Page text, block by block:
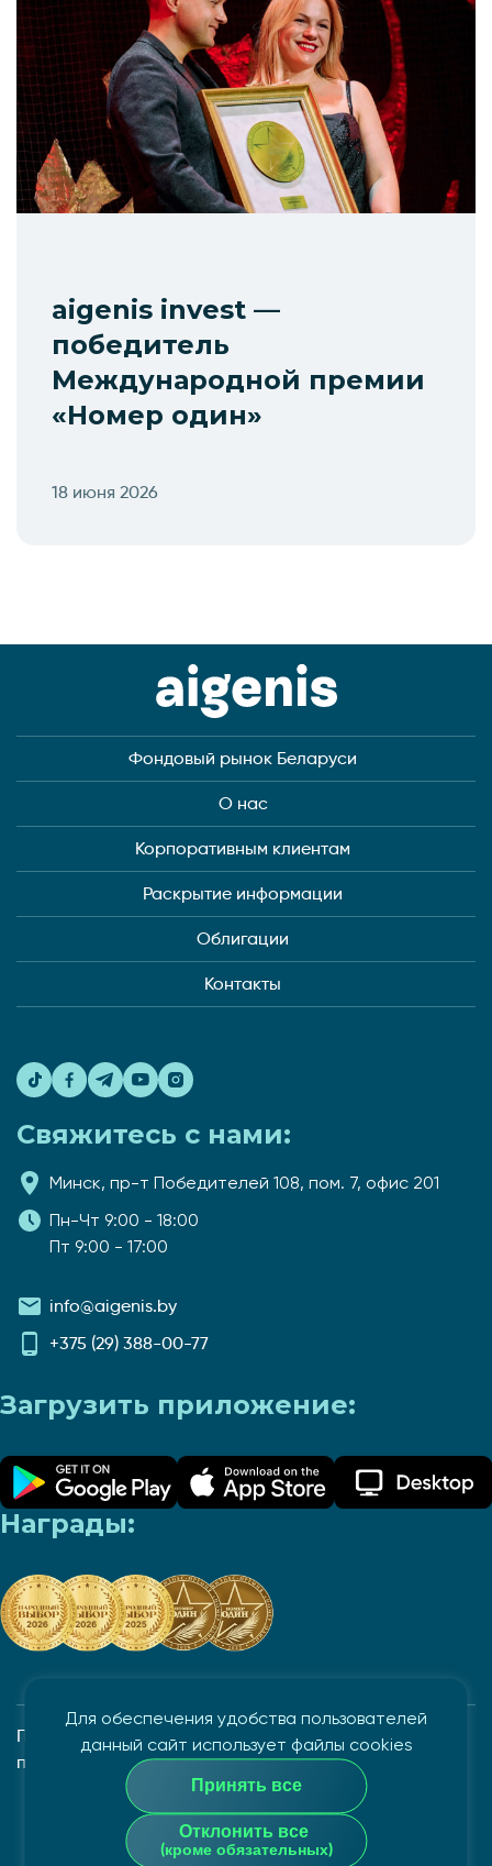
aigenis invest —
победитель
Международной премии
«Номер один»
18 июня 2026
Для обеспечения удобства пользователей
данный сайт использует файлы cookies
Принять все
Отклонить все
(кроме обязательных)
Фондовый рынок Беларуси
О нас
Корпоративным клиентам
Раскрытие информации
Облигации
Контакты
Свяжитесь с нами:
Минск, пр-т Победителей 108, пом. 7, офис 201
Пн-Чт 9:00 - 18:00
Пт 9:00 - 17:00
info@aigenis.by
+375 (29) 388-00-77
Загрузить приложение:
Награды:
Политика в отношении обработки и защиты
персональных данных
Закрытое акционерное общество "Айгенис", УНП
100862882